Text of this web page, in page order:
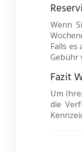
Wenn
Falls
Gebühr
Fazit
Um
die